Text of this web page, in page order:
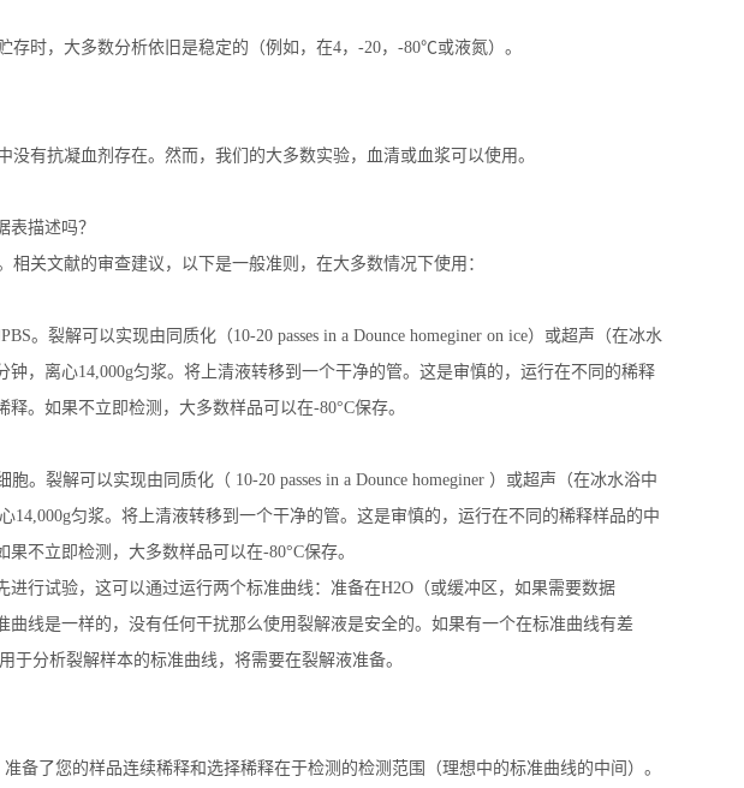
时，大多数分析依旧是稳定的（例如， 在4， -20， -80℃或液氮）。
没有抗凝血剂存在。然而，我们的大多数实验，血清或血浆可以使用。
描述吗？
关文献的审查建议，以下是一般准则，在大多数情况下使用：
PBS。裂解可以实现由同质化（10-20 passes in a Dounce homeginer on ice）或超声（在冰水
钟，离心14,000g匀浆。将上清液转移到一个干净的管。这是审慎的，运行在不同的稀释
释。如果不立即检测，大多数样品可以在-80°C保存。
胞。裂解可以实现由同质化（ 10-20 passes in a Dounce homeginer ）或超声（在冰水浴中
14,000g匀浆。将上清液转移到一个干净的管。这是审慎的，运行在不同的稀释样品的中
果不立即检测，大多数样品可以在-80°C保存。
行试验，这可以通过运行两个标准曲线：准备在H2O（或缓冲区，如果需要数据
线是一样的，没有任何干扰那么使用裂解液是安全的。如果有一个在标准曲线有差
于分析裂解样本的标准曲线，将需要在裂解液准备。
备了您的样品连续稀释和选择稀释在于检测的检测范围（理想中的标准曲线的中间）。